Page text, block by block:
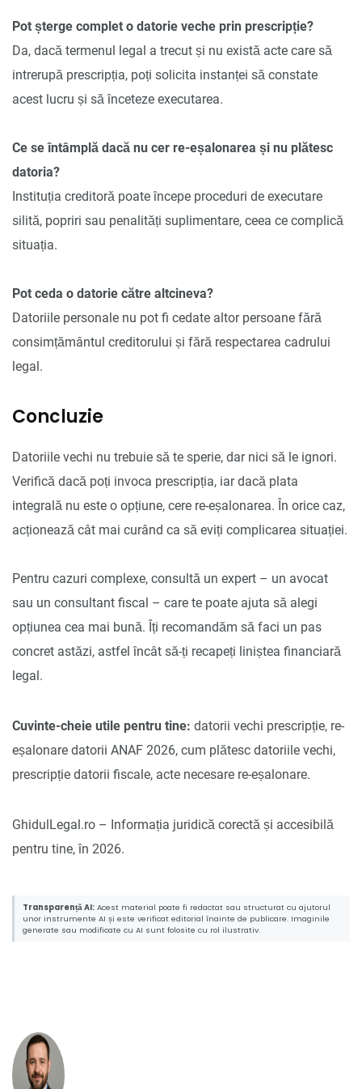
Pot șterge complet o datorie veche prin prescripție?
Da, dacă termenul legal a trecut și nu există acte care să
intrerupă prescripția, poți solicita instanței să constate
acest lucru și să înceteze executarea.
Ce se întâmplă dacă nu cer re-eșalonarea și nu plătesc
datoria?
Instituția creditoră poate începe proceduri de executare
silită, popriri sau penalități suplimentare, ceea ce complică
situația.
Pot ceda o datorie către altcineva?
Datoriile personale nu pot fi cedate altor persoane fără
consimțământul creditorului și fără respectarea cadrului
legal.
Concluzie
Datoriile vechi nu trebuie să te sperie, dar nici să le ignori.
Verifică dacă poți invoca prescripția, iar dacă plata
integrală nu este o opțiune, cere re-eșalonarea. În orice caz,
acționează cât mai curând ca să eviți complicarea situației.
Pentru cazuri complexe, consultă un expert – un avocat
sau un consultant fiscal – care te poate ajuta să alegi
opțiunea cea mai bună. Îți recomandăm să faci un pas
concret astăzi, astfel încât să-ți recapeți liniștea financiară
legal.
Cuvinte-cheie utile pentru tine: datorii vechi prescripție, re-
eșalonare datorii ANAF 2026, cum plătesc datoriile vechi,
prescripție datorii fiscale, acte necesare re-eșalonare.
GhidulLegal.ro – Informația juridică corectă și accesibilă
pentru tine, în 2026.
Transparență AI: Acest material poate fi redactat sau structurat cu ajutorul
unor instrumente AI și este verificat editorial înainte de publicare. Imaginile
generate sau modificate cu AI sunt folosite cu rol ilustrativ.